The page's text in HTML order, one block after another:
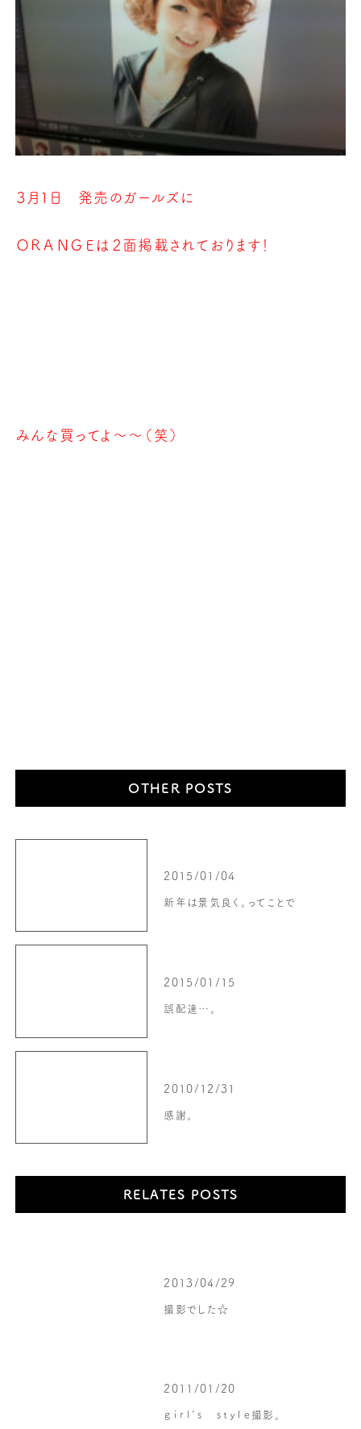
３月１日 発売のガールズに
ＯＲＡＮＧＥは２面掲載されております！
みんな買ってよ～～（笑）
OTHER POSTS
2015/01/04
新年は景気良く。ってことで
2015/01/15
誤配達…。
2010/12/31
感謝。
RELATES POSTS
2013/04/29
撮影でした☆
2011/01/20
ｇｉｒｌ’ｓ ｓｔｙｌｅ撮影。